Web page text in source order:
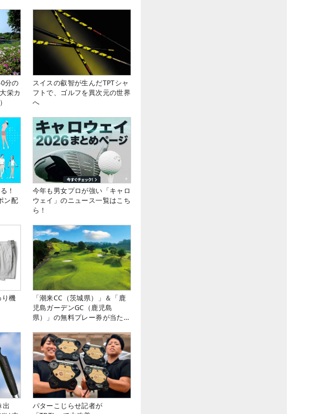
分の
栄カ
スイスの叡智が生んだTPTシャ
フトで、ゴルフを異次元の世界
へ
！
ン配
今年も男女プロが強い「キャロ
ウェイ」のニュース一覧はこち
ら！
機
「潮来CC（茨城県）」＆「鹿
児島ガーデンGC（鹿児島
県）」の無料プレー券が当た
出
パターこじらせ記者が